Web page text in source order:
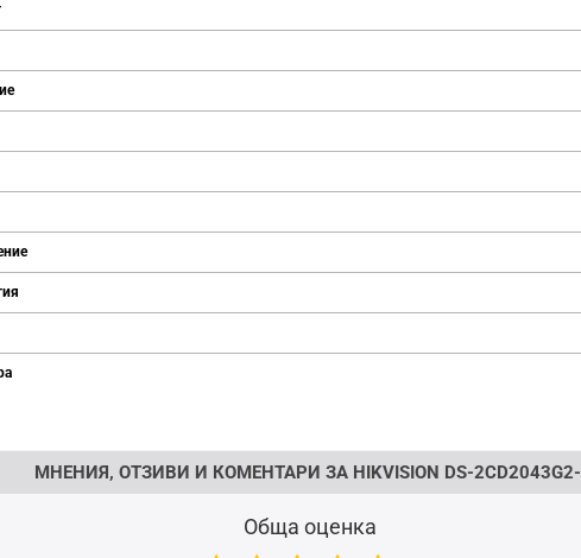
МНЕНИЯ, ОТЗИВИ И КОМЕНТАРИ ЗА HIKVISION DS-2CD2043G2-I
Обща оценка